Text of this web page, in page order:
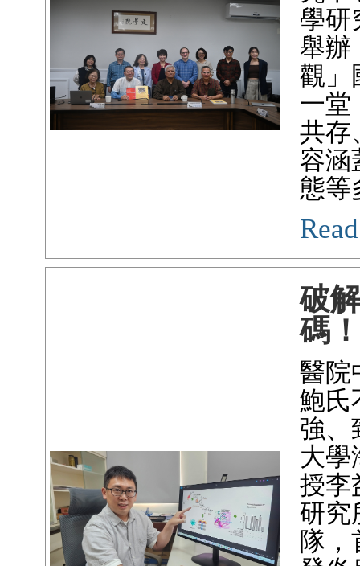
學研
舉辦
觀」
一堂
共存
容涵
態等
破
碼
醫院
鮑氏
強、
大學
授李
研究
隊